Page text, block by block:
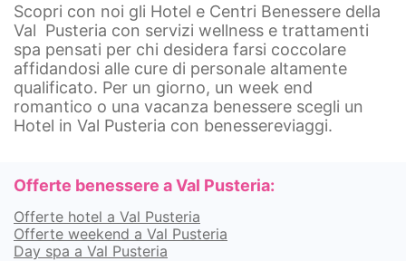
Scopri con noi gli Hotel e Centri Benessere della
Val Pusteria con servizi wellness e trattamenti
spa pensati per chi desidera farsi coccolare
affidandosi alle cure di personale altamente
qualificato. Per un giorno, un week end
romantico o una vacanza benessere scegli un
Hotel in Val Pusteria con benessereviaggi.
Offerte benessere a Val Pusteria:
Offerte hotel a Val Pusteria
Offerte weekend a Val Pusteria
Day spa a Val Pusteria